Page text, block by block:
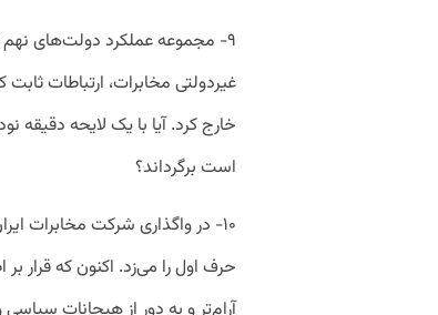
۹- مجموعه عملکرد دولت‌های نهم
غیردولتی مخابرات، ارتباطات
است برگرداند؟
۱۰- در واگذاری شرکت مخابرات
حرف اول را می‌زد. اکنون که قرار